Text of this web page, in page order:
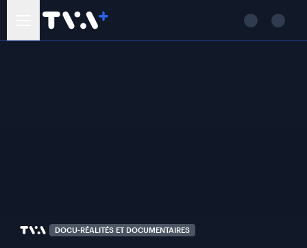
DOCU-RÉALITÉS ET DOCUMENTAIRES